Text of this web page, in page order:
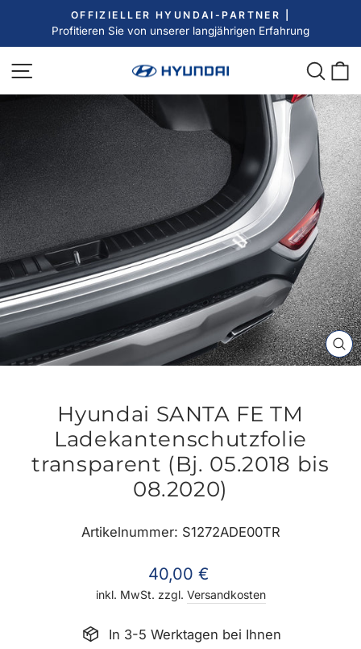
Inhalt
Pause
OFFIZIELLER HYUNDAI-PARTNER |
Profitieren Sie von unserer langjährigen Erfahrung
Seitennavigation
Hyundai SANTA FE TM
Ladekantenschutzfolie
transparent (Bj. 05.2018 bis
08.2020)
Artikelnummer: S1272ADE00TR
Normaler
Preis
40,00 €
inkl. MwSt. zzgl. Versandkosten
In 3-5 Werktagen bei Ihnen